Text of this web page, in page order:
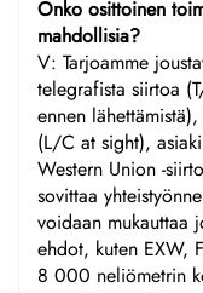
Onko osittoinen
mahdollisia?
V: Tarjoamme
telegrafista siirtoa
ennen
(L/C at sight),
Western Union -
sovittaa
voidaan mukauttaa
ehdot, kuten EXW,
8 000 neliömetrin